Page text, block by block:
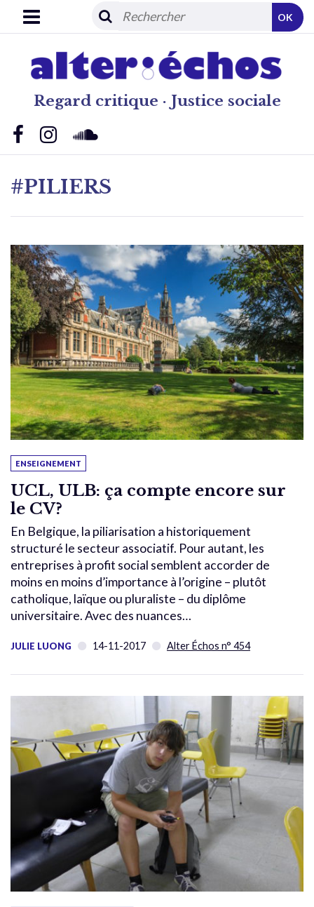
Regard critique · Justice sociale
OK
#PILIERS
ENSEIGNEMENT
UCL, ULB: ça compte encore sur
le CV?
En Belgique, la piliarisation a historiquement
structuré le secteur associatif. Pour autant, les
entreprises à profit social semblent accorder de
moins en moins d’importance à l’origine – plutôt
catholique, laïque ou pluraliste – du diplôme
universitaire. Avec des nuances…
JULIE LUONG 14-11-2017 Alter Échos n° 454